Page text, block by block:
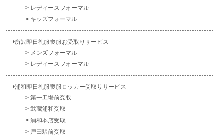
レディースフォーマル
キッズフォーマル
所沢即日礼服喪服お受取りサービス
メンズフォーマル
レディースフォーマル
浦和即日礼服喪服ロッカー受取りサービス
第一工場前受取
武蔵浦和受取
浦和本店受取
戸田駅前受取